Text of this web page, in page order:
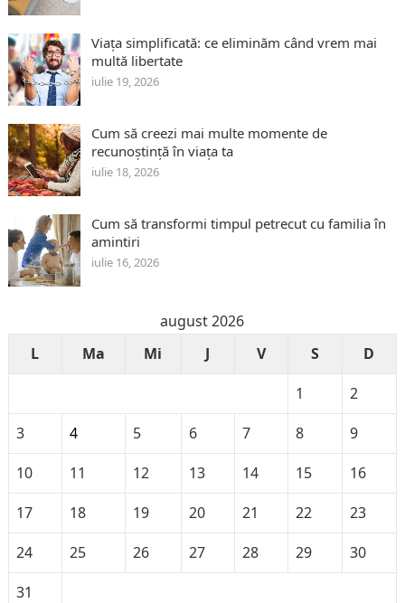
Viața simplificată: ce eliminăm când vrem mai
multă libertate
iulie 19, 2026
Cum să creezi mai multe momente de
recunoștință în viața ta
iulie 18, 2026
Cum să transformi timpul petrecut cu familia în
amintiri
iulie 16, 2026
august 2026
L
Ma Mi J V S
D
1
2
3
4 5 6 7 8
9
10
11 12 13 14 15
16
17
18 19 20 21 22
23
24
25 26 27 28 29
30
31